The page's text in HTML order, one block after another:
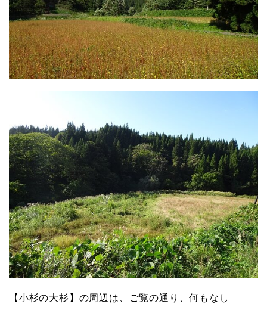
【小杉の大杉】の周辺は、ご覧の通り、何もなし